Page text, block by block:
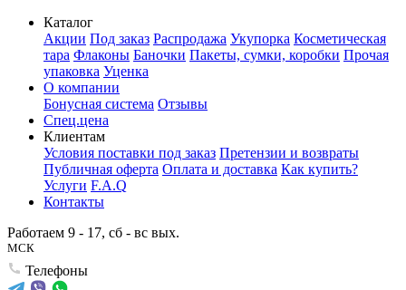
Каталог
Акции Под заказ Распродажа Укупорка Косметическая
тара Флаконы Баночки Пакеты, сумки, коробки Прочая
упаковка Уценка
О компании
Бонусная система Отзывы
Спец.цена
Клиентам
Условия поставки под заказ Претензии и возвраты
Публичная оферта Оплата и доставка Как купить?
Услуги F.A.Q
Контакты
Работаем 9 - 17, сб - вс вых.
МСК
Телефоны